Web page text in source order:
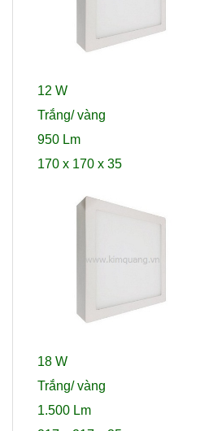
12 W
Trắng/ vàng
950 Lm
170 x 170 x 35
18 W
Trắng/ vàng
1.500 Lm